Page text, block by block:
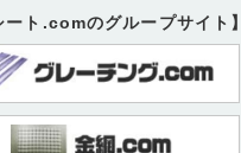
ート.comのグループサイト】